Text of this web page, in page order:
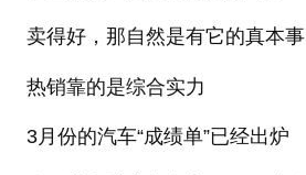
卖得好，那自然是有它的真本事
热销靠的是综合实力
3月份的汽车“成绩单”已经出炉